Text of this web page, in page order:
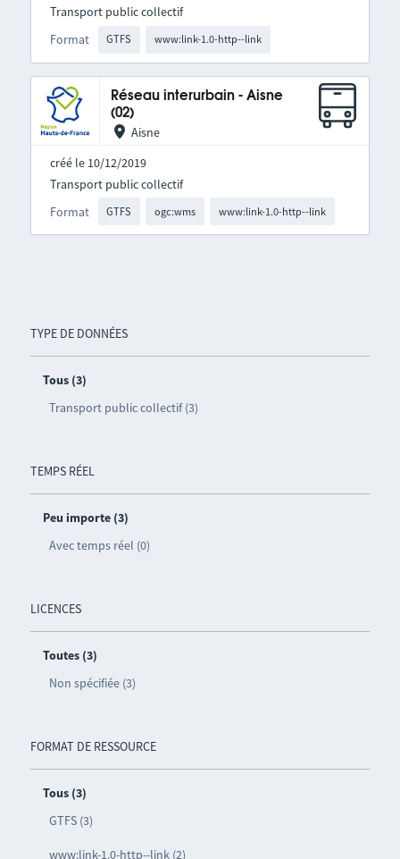
TYPE DE DONNÉES
Tous (3)
Transport public collectif (3)
TEMPS RÉEL
Peu importe (3)
Avec temps réel (0)
LICENCES
Toutes (3)
Non spécifiée (3)
FORMAT DE RESSOURCE
Tous (3)
GTFS (3)
www:link-1.0-http--link (2)
Format GTFS www:link-1.0-http--link
Transport public collectif
Réseau interurbain - Aisne
(02)
Aisne
créé le 10/12/2019
Format GTFS ogc:wms www:link-1.0-http--link
Transport public collectif